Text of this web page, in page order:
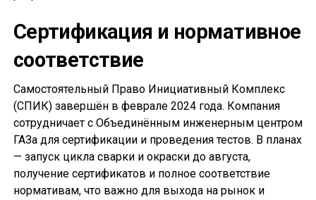
Сертификация и нормативное
соответствие
Самостоятельный Право Инициативный Комплекс
(СПИК) завершён в феврале 2024 года. Компания
сотрудничает с Объединённым инженерным центром
ГАЗа для сертификации и проведения тестов. В планах
— запуск цикла сварки и окраски до августа,
получение сертификатов и полное соответствие
нормативам, что важно для выхода на рынок и